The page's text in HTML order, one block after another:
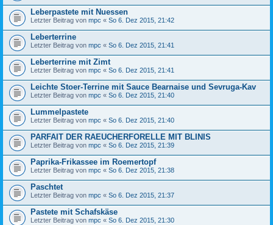
Leberpastete mit Nuessen
Letzter Beitrag von mpc « So 6. Dez 2015, 21:42
Leberterrine
Letzter Beitrag von mpc « So 6. Dez 2015, 21:41
Leberterrine mit Zimt
Letzter Beitrag von mpc « So 6. Dez 2015, 21:41
Leichte Stoer-Terrine mit Sauce Bearnaise und Sevruga-Kav
Letzter Beitrag von mpc « So 6. Dez 2015, 21:40
Lummelpastete
Letzter Beitrag von mpc « So 6. Dez 2015, 21:40
PARFAIT DER RAEUCHERFORELLE MIT BLINIS
Letzter Beitrag von mpc « So 6. Dez 2015, 21:39
Paprika-Frikassee im Roemertopf
Letzter Beitrag von mpc « So 6. Dez 2015, 21:38
Paschtet
Letzter Beitrag von mpc « So 6. Dez 2015, 21:37
Pastete mit Schafskäse
Letzter Beitrag von mpc « So 6. Dez 2015, 21:30